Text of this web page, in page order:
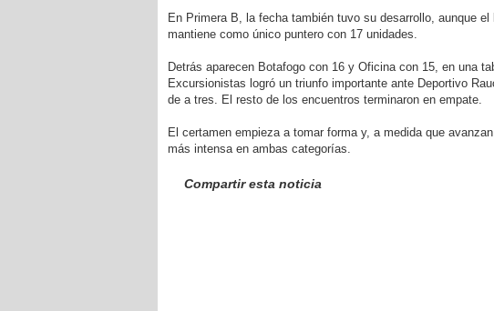
En Primera B, la fecha también tuvo su desarrollo, aunque
mantiene como único puntero con 17 unidades.
Detrás aparecen Botafogo con 16 y Oficina con 15, en una
Excursionistas logró un triunfo importante ante Deportivo
de a tres. El resto de los encuentros terminaron en empate.
El certamen empieza a tomar forma y, a medida que
más intensa en ambas categorías.
Compartir esta noticia